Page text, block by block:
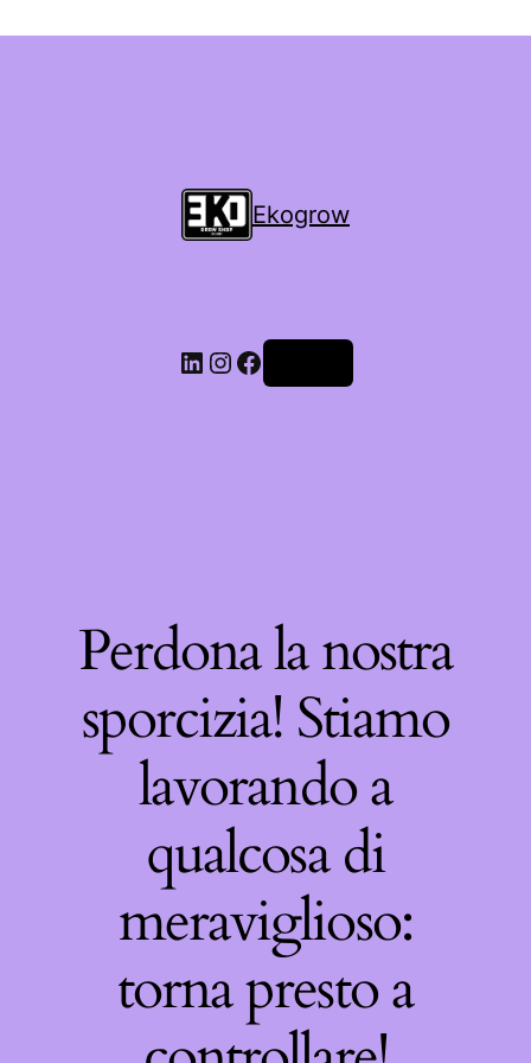
Ekogrow
Perdona la nostra
sporcizia! Stiamo
lavorando a
qualcosa di
meraviglioso:
torna presto a